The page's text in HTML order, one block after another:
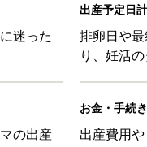
意味と読み、男女別の実
味と読み、男女別の実例